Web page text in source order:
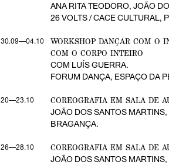
ANA RITA TEODORO, JOÃO
26 VOLTS / CACE CULTURAL,
30.09—04.10
WORKSHOP DANÇAR COM O
COM O CORPO INTEIRO
COM LUÍS GUERRA.
FORUM DANÇA, ESPAÇO DA
20—23.10
COREOGRAFIA EM SALA DE
JOÃO DOS SANTOS
BRAGANÇA.
26—28.10
COREOGRAFIA EM SALA DE
JOÃO DOS SANTOS